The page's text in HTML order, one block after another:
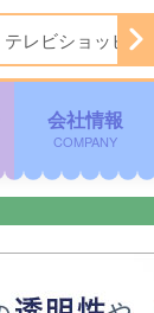
テレビショッピング
会社情報
COMPANY